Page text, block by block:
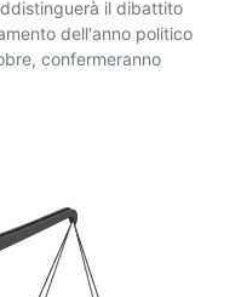
il dibattito
dell'anno politico
confermeranno